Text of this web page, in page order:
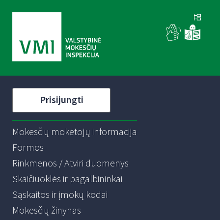
Prisijungti
Mokesčių mokėtojų informacija
Formos
Rinkmenos / Atviri duomenys
Skaičiuoklės ir pagalbininkai
Sąskaitos ir įmokų kodai
Mokesčių žinynas